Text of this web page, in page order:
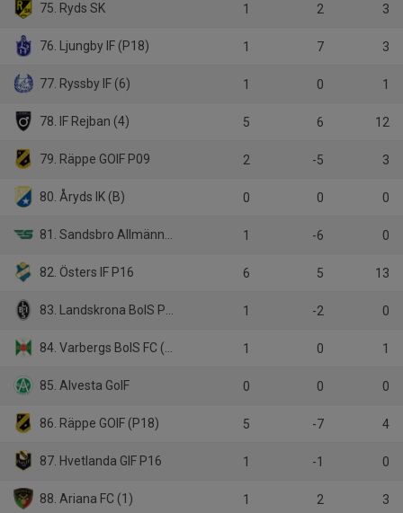
75. Ryds SK 1 2 3
76. Ljungby IF (P18) 1 7 3
77. Ryssby IF (6) 1 0 1
78. IF Rejban (4) 5 6 12
79. Räppe GOIF P09 2 -5 3
80. Åryds IK (B) 0 0 0
81. Sandsbro Allmänna IK Gul P07 1 -6 0
82. Östers IF P16 6 5 13
83. Landskrona BoIS P16 1 -2 0
84. Varbergs BoIS FC (U21) 1 0 1
85. Alvesta GoIF 0 0 0
86. Räppe GOIF (P18) 5 -7 4
87. Hvetlanda GIF P16 1 -1 0
88. Ariana FC (1) 1 2 3